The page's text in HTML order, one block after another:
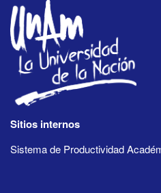
Sitios internos
Sistema de Productividad